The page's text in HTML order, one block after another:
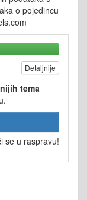
o pojedincu
Detaljnije
tema
se u raspravu!